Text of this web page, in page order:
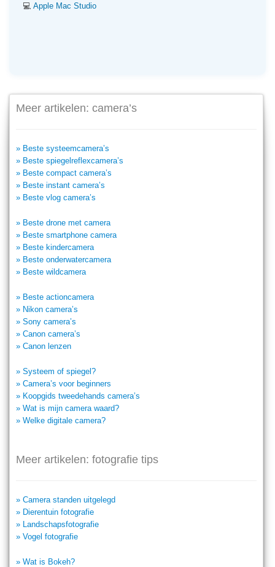
💻 Apple Mac Studio
Meer artikelen: camera’s
» Beste systeemcamera’s
» Beste spiegelreflexcamera’s
» Beste compact camera’s
» Beste instant camera’s
» Beste vlog camera’s
» Beste drone met camera
» Beste smartphone camera
» Beste kindercamera
» Beste onderwatercamera
» Beste wildcamera
» Beste actioncamera
» Nikon camera’s
» Sony camera’s
» Canon camera’s
» Canon lenzen
» Systeem of spiegel?
» Camera’s voor beginners
» Koopgids tweedehands camera’s
» Wat is mijn camera waard?
» Welke digitale camera?
Meer artikelen: fotografie tips
» Camera standen uitgelegd
» Dierentuin fotografie
» Landschapsfotografie
» Vogel fotografie
» Wat is Bokeh?